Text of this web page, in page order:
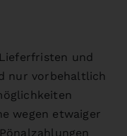
Lieferfristen und
nur vorbehaltlich
wegen etwaiger